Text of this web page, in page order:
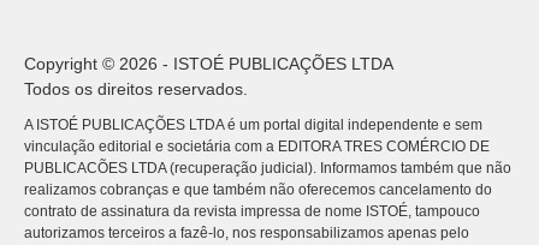
Copyright © 2026 - ISTOÉ PUBLICAÇÕES LTDA
Todos os direitos reservados.
A ISTOÉ PUBLICAÇÕES LTDA é um portal digital independente e sem
vinculação editorial e societária com a EDITORA TRES COMÉRCIO DE
PUBLICACÕES LTDA (recuperação judicial). Informamos também que não
realizamos cobranças e que também não oferecemos cancelamento do
contrato de assinatura da revista impressa de nome ISTOÉ, tampouco
autorizamos terceiros a fazê-lo, nos responsabilizamos apenas pelo